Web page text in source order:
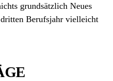
grundsätzlich Neues
Berufsjahr vielleicht